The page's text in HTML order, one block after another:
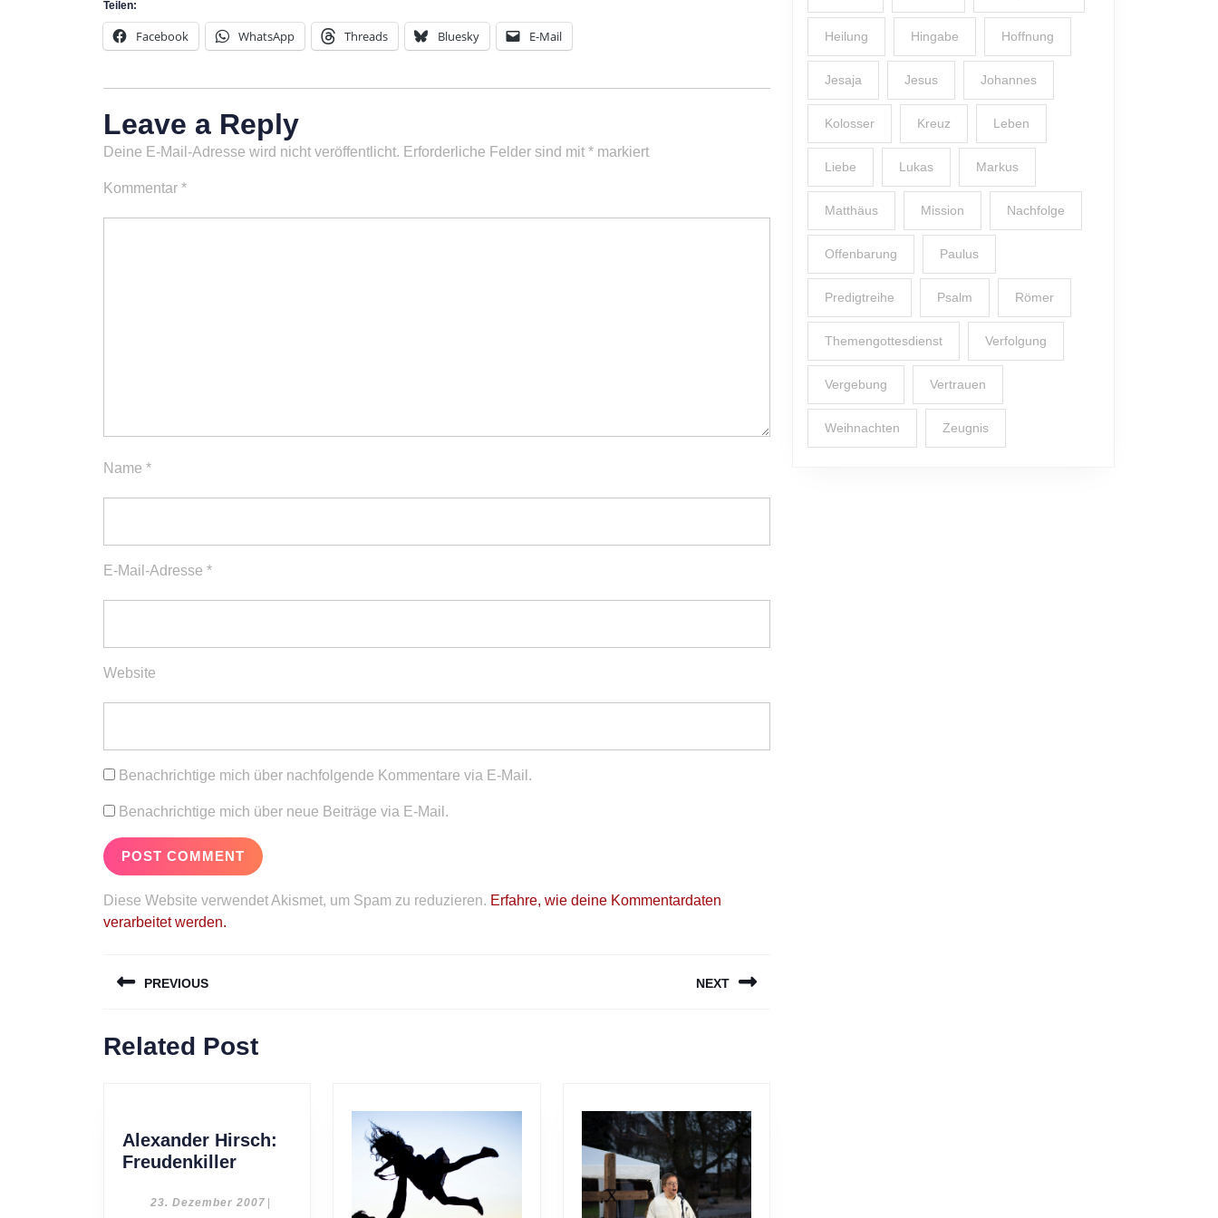
Teilen:
Facebook WhatsApp Threads Bluesky E-Mail
Leave a Reply
Deine E-Mail-Adresse wird nicht veröffentlicht. Erforderliche Felder sind mit * markiert
Kommentar *
Name *
E-Mail-Adresse *
Website
Benachrichtige mich über nachfolgende Kommentare via E-Mail.
Benachrichtige mich über neue Beiträge via E-Mail.
Diese Website verwendet Akismet, um Spam zu reduzieren. Erfahre, wie deine Kommentardaten
verarbeitet werden.
PREVIOUS
post:
NEXT
Related Post
Alexander Hirsch:
FreudenkillerAlexander
Freudenkiller
23. Dezember 2007 23.
|
Heilung Hingabe Hoffnung
Jesaja Jesus Johannes
Kolosser Kreuz Leben
Liebe Lukas Markus
Matthäus Mission Nachfolge
Offenbarung Paulus
Predigtreihe Psalm Römer
Themengottesdienst Verfolgung
Vergebung Vertrauen
Weihnachten Zeugnis